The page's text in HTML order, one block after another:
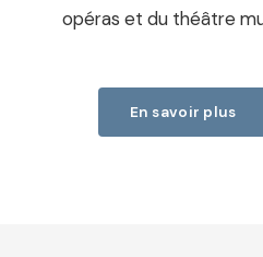
opéras et du théâtre
En savoir plus